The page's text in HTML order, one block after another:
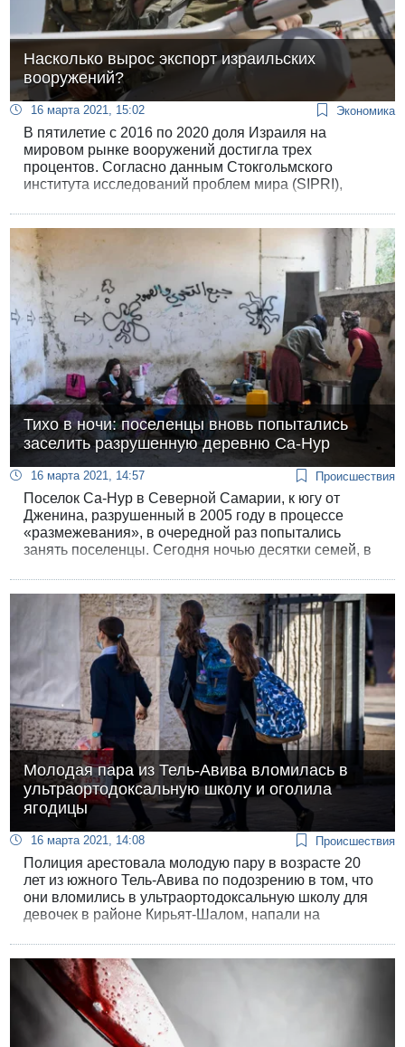
Насколько вырос экспорт израильских
вооружений?
16 марта 2021, 15:02 Экономика
В пятилетие с 2016 по 2020 доля Израиля на
мировом рынке вооружений достигла трех
процентов. Согласно данным Стокгольмского
института исследований проблем мира (SIPRI),
Пост», израильский экспорт военной продукции в
эти года был на 59% больше, чем в предыдущие
пять лет, с 2011 по 2015 гг.
Тихо в ночи: поселенцы вновь попытались
заселить разрушенную деревню Са-Нур
16 марта 2021, 14:57 Происшествия
Поселок Са-Нур в Северной Самарии, к югу от
Дженина, разрушенный в 2005 году в процессе
«размежевания», в очередной раз попытались
занять поселенцы. Сегодня ночью десятки семей, в
руины поселка чтобы остаться там до выборов, и
требуют, чтобы премьер-министр Биньямин
Нетаньяху разрешил остаться им и по окончании
выборов, и возродить поселок.
Молодая пара из Тель-Авива вломилась в
ультраортодоксальную школу и оголила
ягодицы
16 марта 2021, 14:08 Происшествия
Полиция арестовала молодую пару в возрасте 20
лет из южного Тель-Авива по подозрению в том, что
они вломились в ультраортодоксальную школу для
девочек в районе Кирьят-Шалом, напали на
угрозами и непристойными действиями.